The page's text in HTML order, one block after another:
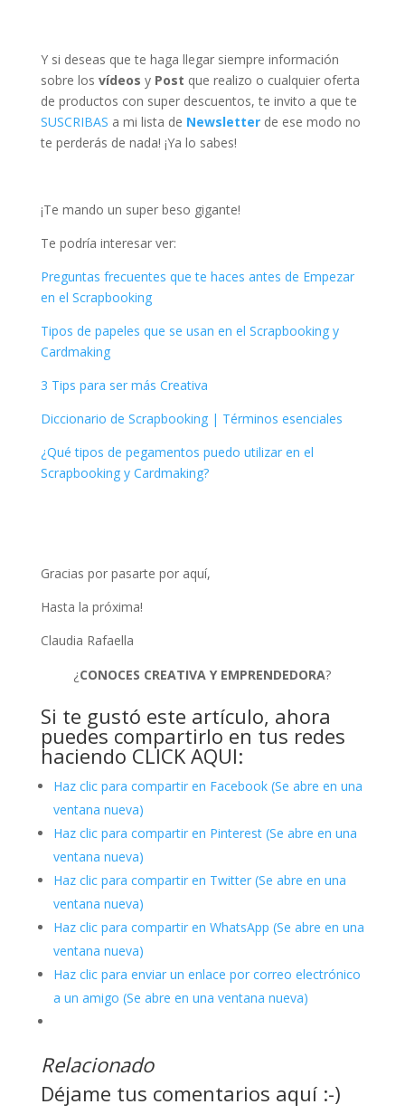
Y si deseas que te haga llegar siempre información
sobre los vídeos y Post que realizo o cualquier oferta
de productos con super descuentos, te invito a que te
SUSCRIBAS a mi lista de Newsletterde ese modo no
te perderás de nada! ¡Ya lo sabes!
¡Te mando un super beso gigante!
Te podría interesar ver:
Preguntas frecuentes que te haces antes de Empezar
en el Scrapbooking
Tipos de papeles que se usan en el Scrapbooking y
Cardmaking
3 Tips para ser más Creativa
Diccionario de Scrapbooking | Términos esenciales
¿Qué tipos de pegamentos puedo utilizar en el
Scrapbooking y Cardmaking?
Gracias por pasarte por aquí,
Hasta la próxima!
Claudia Rafaella
¿CONOCES CREATIVA Y EMPRENDEDORA?
Si te gustó este artículo, ahora
puedes compartirlo en tus redes
haciendo CLICK AQUI:
Haz clic para compartir en Facebook (Se abre en una
ventana nueva)
Haz clic para compartir en Pinterest (Se abre en una
ventana nueva)
Haz clic para compartir en Twitter (Se abre en una
ventana nueva)
Haz clic para compartir en WhatsApp (Se abre en una
ventana nueva)
Haz clic para enviar un enlace por correo electrónico
a un amigo (Se abre en una ventana nueva)
Relacionado
Déjame tus comentarios aquí :-)